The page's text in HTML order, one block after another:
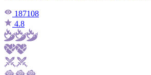
187108
4.8